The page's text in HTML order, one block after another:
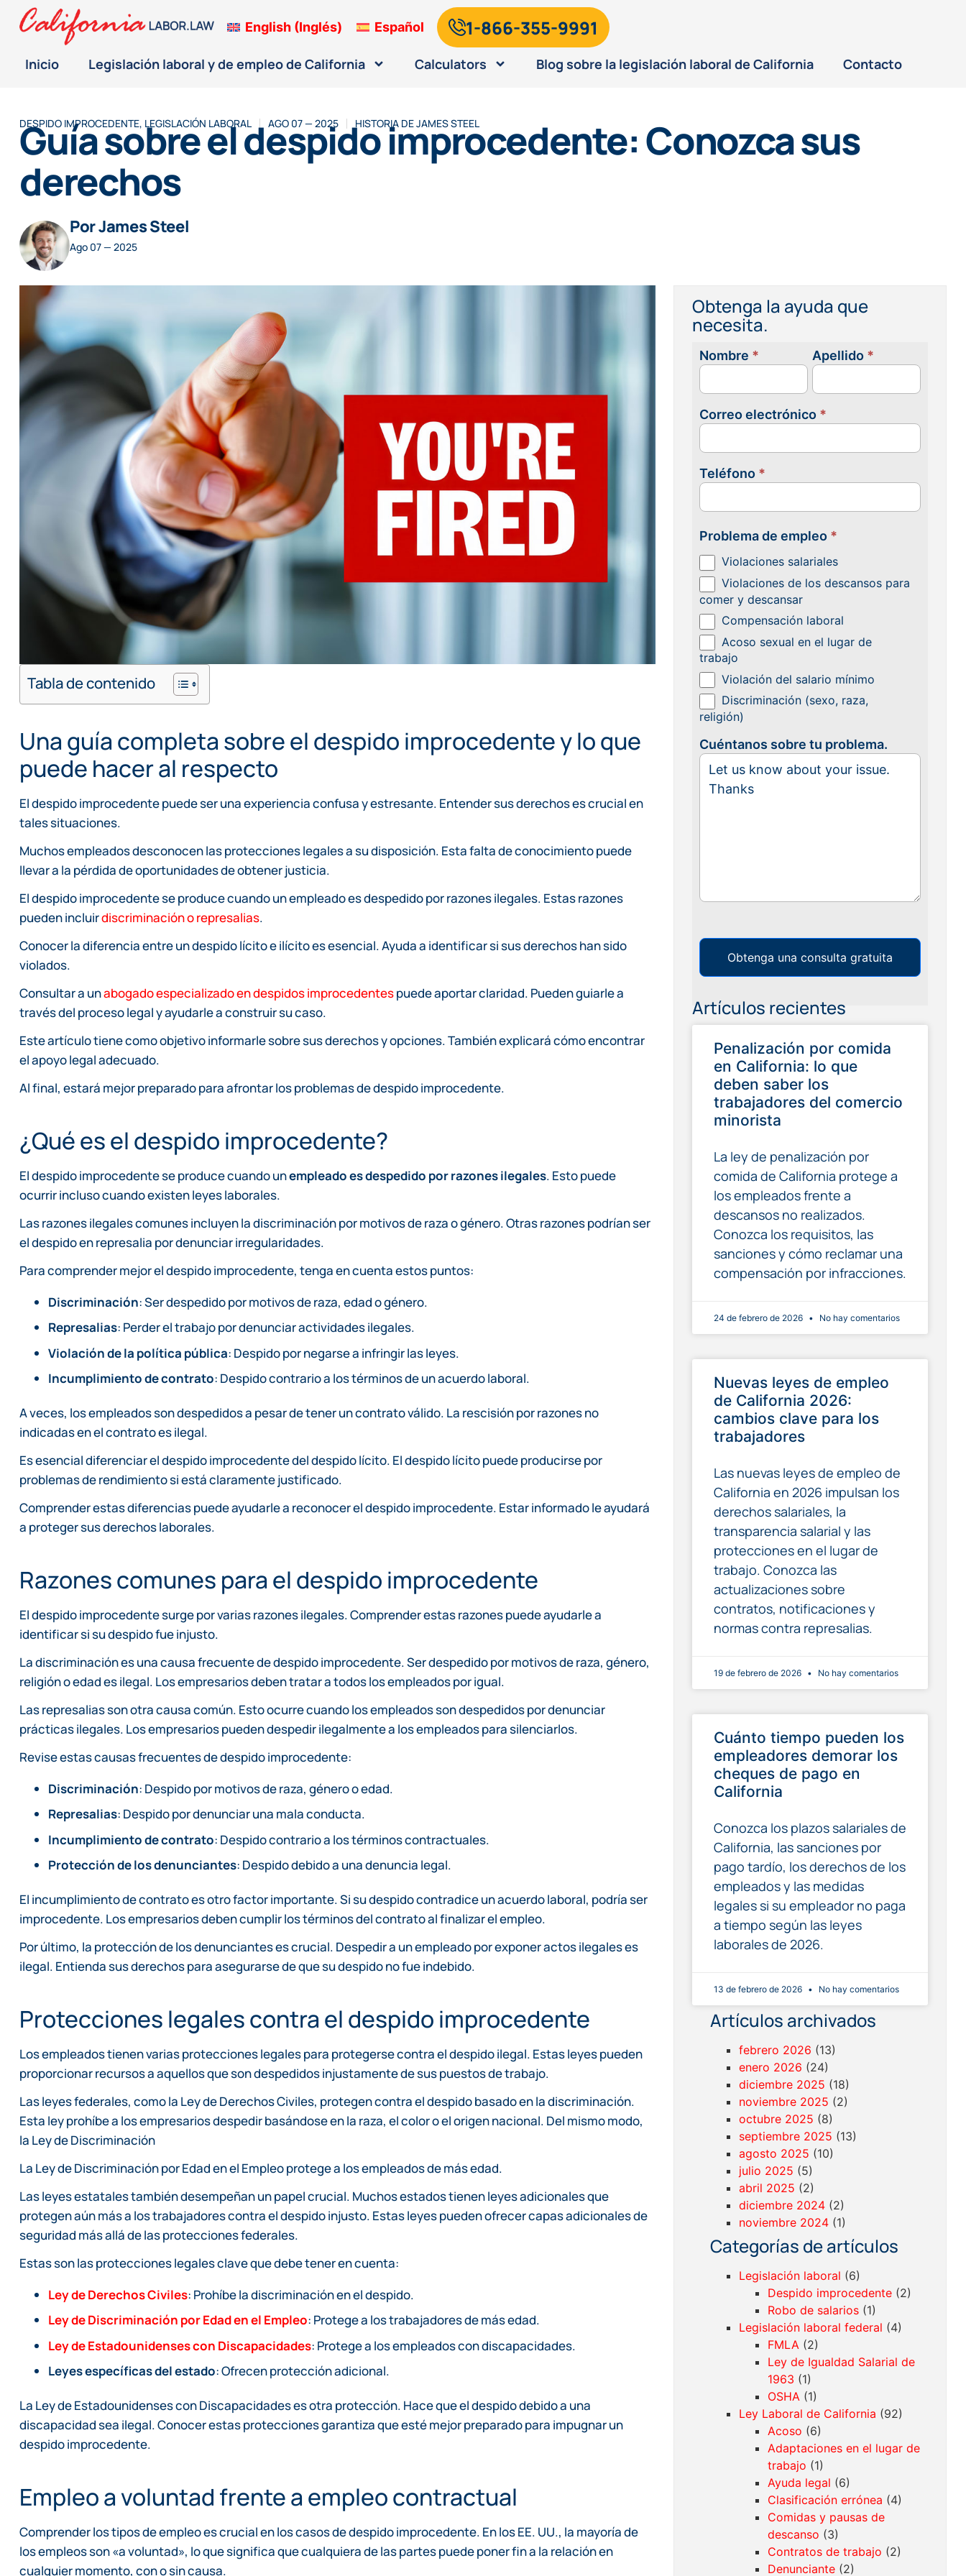
English (Inglés) Español 1-866-355-9991
Inicio Legislación laboral y de empleo de California Calculators Blog sobre la legislación laboral de California Contacto
DESPIDO IMPROCEDENTE, LEGISLACIÓN LABORAL AGO 07 — 2025 HISTORIA DEJAMES STEEL
Guía sobre el despido improcedente: Conozca sus
derechos
Por James Steel
Ago 07 — 2025
Tabla de contenido
Una guía completa sobre el despido improcedente y lo que
puede hacer al respecto
El despido improcedente puede ser una experiencia confusa y estresante. Entender sus derechos es crucial en
tales situaciones.
Muchos empleados desconocen las protecciones legales a su disposición. Esta falta de conocimiento puede
llevar a la pérdida de oportunidades de obtener justicia.
El despido improcedente se produce cuando un empleado es despedido por razones ilegales. Estas razones
pueden incluirdiscriminación o represalias.
Conocer la diferencia entre un despido lícito e ilícito es esencial. Ayuda a identificar si sus derechos han sido
violados.
Consultar a unabogado especializado en despidos improcedentespuede aportar claridad. Pueden guiarle a
través del proceso legal y ayudarle a construir su caso.
Este artículo tiene como objetivo informarle sobre sus derechos y opciones. También explicará cómo encontrar
el apoyo legal adecuado.
Al final, estará mejor preparado para afrontar los problemas de despido improcedente.
¿Qué es el despido improcedente?
El despido improcedente se produce cuando unempleado es despedido por razones ilegales. Esto puede
ocurrir incluso cuando existen leyes laborales.
Las razones ilegales comunes incluyen la discriminación por motivos de raza o género. Otras razones podrían ser
el despido en represalia por denunciar irregularidades.
Para comprender mejor el despido improcedente, tenga en cuenta estos puntos:
Discriminación: Ser despedido por motivos de raza, edad o género.
Represalias: Perder el trabajo por denunciar actividades ilegales.
Violación de la política pública: Despido por negarse a infringir las leyes.
Incumplimiento de contrato: Despido contrario a los términos de un acuerdo laboral.
A veces, los empleados son despedidos a pesar de tener un contrato válido. La rescisión por razones no
indicadas en el contrato es ilegal.
Es esencial diferenciar el despido improcedente del despido lícito. El despido lícito puede producirse por
problemas de rendimiento si está claramente justificado.
Comprender estas diferencias puede ayudarle a reconocer el despido improcedente. Estar informado le ayudará
a proteger sus derechos laborales.
Razones comunes para el despido improcedente
El despido improcedente surge por varias razones ilegales. Comprender estas razones puede ayudarle a
identificar si su despido fue injusto.
La discriminación es una causa frecuente de despido improcedente. Ser despedido por motivos de raza, género,
religión o edad es ilegal. Los empresarios deben tratar a todos los empleados por igual.
Las represalias son otra causa común. Esto ocurre cuando los empleados son despedidos por denunciar
prácticas ilegales. Los empresarios pueden despedir ilegalmente a los empleados para silenciarlos.
Revise estas causas frecuentes de despido improcedente:
Discriminación: Despido por motivos de raza, género o edad.
Represalias: Despido por denunciar una mala conducta.
Incumplimiento de contrato: Despido contrario a los términos contractuales.
Protección de los denunciantes: Despido debido a una denuncia legal.
El incumplimiento de contrato es otro factor importante. Si su despido contradice un acuerdo laboral, podría ser
improcedente. Los empresarios deben cumplir los términos del contrato al finalizar el empleo.
Por último, la protección de los denunciantes es crucial. Despedir a un empleado por exponer actos ilegales es
ilegal. Entienda sus derechos para asegurarse de que su despido no fue indebido.
Protecciones legales contra el despido improcedente
Los empleados tienen varias protecciones legales para protegerse contra el despido ilegal. Estas leyes pueden
proporcionar recursos a aquellos que son despedidos injustamente de sus puestos de trabajo.
Las leyes federales, como la Ley de Derechos Civiles, protegen contra el despido basado en la discriminación.
Esta ley prohíbe a los empresarios despedir basándose en la raza, el color o el origen nacional. Del mismo modo,
la Ley de Discriminación
La Ley de Discriminación por Edad en el Empleo protege a los empleados de más edad.
Las leyes estatales también desempeñan un papel crucial. Muchos estados tienen leyes adicionales que
protegen aún más a los trabajadores contra el despido injusto. Estas leyes pueden ofrecer capas adicionales de
seguridad más allá de las protecciones federales.
Estas son las protecciones legales clave que debe tener en cuenta:
Ley de Derechos Civiles: Prohíbe la discriminación en el despido.
Ley de Discriminación por Edad en el Empleo: Protege a los trabajadores de más edad.
Ley de Estadounidenses con Discapacidades: Protege a los empleados con discapacidades.
Leyes específicas del estado: Ofrecen protección adicional.
La Ley de Estadounidenses con Discapacidades es otra protección. Hace que el despido debido a una
discapacidad sea ilegal. Conocer estas protecciones garantiza que esté mejor preparado para impugnar un
despido improcedente.
Empleo a voluntad frente a empleo contractual
Comprender los tipos de empleo es crucial en los casos de despido improcedente. En los EE. UU., la mayoría de
los empleos son «a voluntad», lo que significa que cualquiera de las partes puede poner fin a la relación en
cualquier momento, con o sin causa.
Obtenga la ayuda que
necesita.
Contacta
nosotras
Nombre * Apellido *
Correo electrónico *
Teléfono *
Problema de empleo *
Violaciones salariales
Violaciones de los descansos para
comer y descansar
Compensación laboral
Acoso sexual en el lugar de
trabajo
Violación del salario mínimo
Discriminación (sexo, raza,
religión)
Cuéntanos sobre tu problema.
Obtenga una consulta gratuita
Artículos recientes
Penalización por comida
en California: lo que
deben saber los
trabajadores del comercio
minorista
La ley de penalización por
comida de California protege a
los empleados frente a
descansos no realizados.
Conozca los requisitos, las
sanciones y cómo reclamar una
compensación por infracciones.
24 de febrero de 2026 No hay comentarios
Nuevas leyes de empleo
de California 2026:
cambios clave para los
trabajadores
Las nuevas leyes de empleo de
California en 2026 impulsan los
derechos salariales, la
transparencia salarial y las
protecciones en el lugar de
trabajo. Conozca las
actualizaciones sobre
contratos, notificaciones y
normas contra represalias.
19 de febrero de 2026 No hay comentarios
Cuánto tiempo pueden los
empleadores demorar los
cheques de pago en
California
Conozca los plazos salariales de
California, las sanciones por
pago tardío, los derechos de los
empleados y las medidas
legales si su empleador no paga
a tiempo según las leyes
laborales de 2026.
13 de febrero de 2026 No hay comentarios
Artículos archivados
febrero 2026 (13)
enero 2026 (24)
diciembre 2025 (18)
noviembre 2025 (2)
octubre 2025 (8)
septiembre 2025 (13)
agosto 2025 (10)
julio 2025 (5)
abril 2025 (2)
diciembre 2024(2)
noviembre 2024(1)
Categorías de artículos
Legislación laboral (6)
Despido improcedente(2)
Robo de salarios(1)
Legislación laboral federal (4)
FMLA (2)
Ley de Igualdad Salarial de
1963 (1)
OSHA (1)
Ley Laboral de California (92)
Acoso (6)
Adaptaciones en el lugar de
trabajo (1)
Ayuda legal (6)
Clasificación errónea (4)
Comidas y pausas de
descanso (3)
Contratos de trabajo (2)
Denunciante(2)